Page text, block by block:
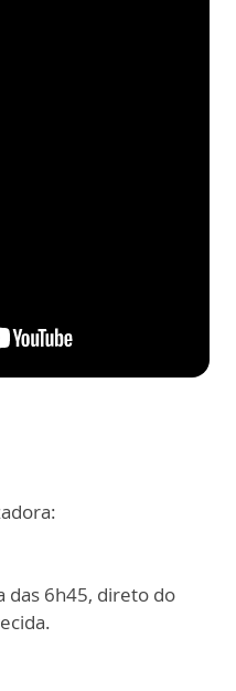
das 6h45, direto do